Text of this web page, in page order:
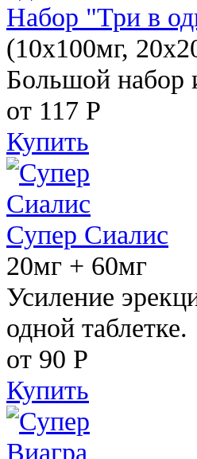
Набор "Три в
(10x100мг,
Большой набор
от 117 Р
Купить
Супер Сиалис
20мг + 60мг
Усиление
одной таблетке.
от 90 Р
Купить